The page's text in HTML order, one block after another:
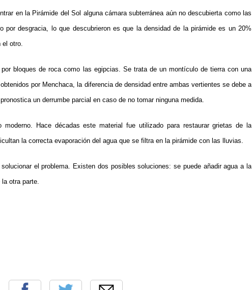
en la Pirámide del Sol alguna cámara subterránea aún no descubierta como las
por desgracia, lo que descubrieron es que la densidad de la pirámide es un 20%
otro.
por bloques de roca como las egipcias. Se trata de un montículo de tierra con una
por Menchaca, la diferencia de densidad entre ambas vertientes se debe a
un derrumbe parcial en caso de no tomar ninguna medida.
moderno. Hace décadas este material fue utilizado para restaurar grietas de la
la correcta evaporación del agua que se filtra en la pirámide con las lluvias.
el problema. Existen dos posibles soluciones: se puede añadir agua a la
otra parte.